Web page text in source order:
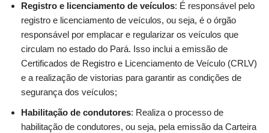
Registro e licenciamento de veículos: É responsável pelo
registro e licenciamento de veículos, ou seja, é o órgão
responsável por emplacar e regularizar os veículos que
circulam no estado do Pará. Isso inclui a emissão de
Certificados de Registro e Licenciamento de Veículo (CRLV)
e a realização de vistorias para garantir as condições de
segurança dos veículos;
Habilitação de condutores: Realiza o processo de
habilitação de condutores, ou seja, pela emissão da Carteira